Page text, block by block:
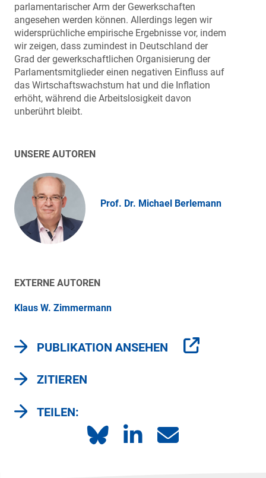
parlamentarischer Arm der Gewerkschaften
angesehen werden können. Allerdings legen wir
widersprüchliche empirische Ergebnisse vor, indem
wir zeigen, dass zumindest in Deutschland der
Grad der gewerkschaftlichen Organisierung der
Parlamentsmitglieder einen negativen Einfluss auf
das Wirtschaftswachstum hat und die Inflation
erhöht, während die Arbeitslosigkeit davon
unberührt bleibt.
UNSERE AUTOREN
Prof. Dr. Michael Berlemann
EXTERNE AUTOREN
Klaus W. Zimmermann
PUBLIKATION ANSEHEN
ZITIEREN
TEILEN: